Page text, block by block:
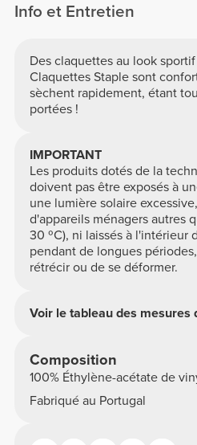
Info et Entretien
Des claquettes au look
Claquettes Staple sont
sèchent rapidement, étant
portées !
IMPORTANT
Les produits dotés de la
doivent pas être exposés à
une lumière solaire
d'appareils ménagers autres
30 ºC), ni laissés à l'intérieur
pendant de longues
rétrécir ou de se déformer.
Voir le tableau des mesures
Composition
100% Éthylène-acétate de
Fabriqué au Portugal